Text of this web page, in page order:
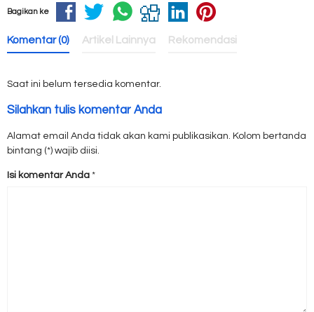
Bagikan ke
Komentar (0) Artikel Lainnya Rekomendasi
Saat ini belum tersedia komentar.
Silahkan tulis komentar Anda
Alamat email Anda tidak akan kami publikasikan. Kolom bertanda
bintang (*) wajib diisi.
Isi komentar Anda *